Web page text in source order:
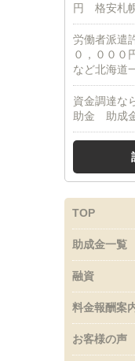
円 格安札
労働者派遣
０，０００
など北海道
資金調達な
助金 助成
TOP
助成金一覧
融資
料金報酬案
お客様の声